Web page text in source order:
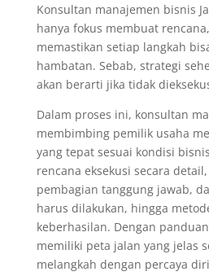
Konsultan manajemen bisnis
hanya fokus membuat
memastikan setiap langkah
hambatan. Sebab, strategi
akan berarti jika tidak
Dalam proses ini, konsultan
membimbing pemilik usaha
yang tepat sesuai kondisi
rencana eksekusi secara
pembagian tanggung jawab,
harus dilakukan, hingga
keberhasilan. Dengan
memiliki peta jalan yang jelas
melangkah dengan percaya